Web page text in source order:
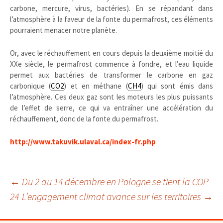
carbone, mercure, virus, bactéries). En se répandant dans
l’atmosphère à la faveur de la fonte du permafrost, ces éléments
pourraient menacer notre planète.
Or, avec le réchauffement en cours depuis la deuxième moitié du
XXe siècle, le permafrost commence à fondre, et l’eau liquide
permet aux bactéries de transformer le carbone en gaz
carbonique (CO2) et en méthane (CH4) qui sont émis dans
l’atmosphère. Ces deux gaz sont les moteurs les plus puissants
de l’effet de serre, ce qui va entraîner une accélération du
réchauffement, donc de la fonte du permafrost.
http://www.takuvik.ulaval.ca/index-fr.php
Navigation
← Du 2 au 14 décembre en Pologne se tient la COP
24 L’engagement climat avance sur les territoires →